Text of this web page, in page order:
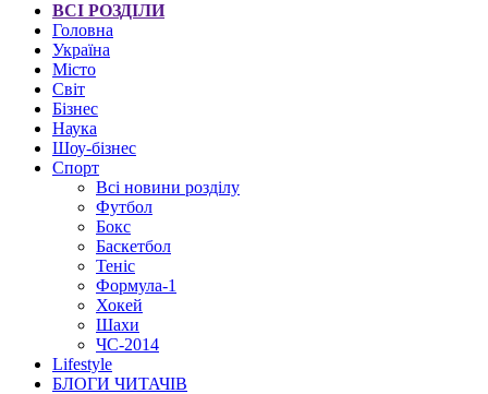
ВСІ РОЗДІЛИ
Головна
Україна
Місто
Світ
Бізнес
Наука
Шоу-бізнес
Спорт
Всі новини розділу
Футбол
Бокс
Баскетбол
Теніс
Формула-1
Хокей
Шахи
ЧС-2014
Lifestyle
БЛОГИ ЧИТАЧІВ